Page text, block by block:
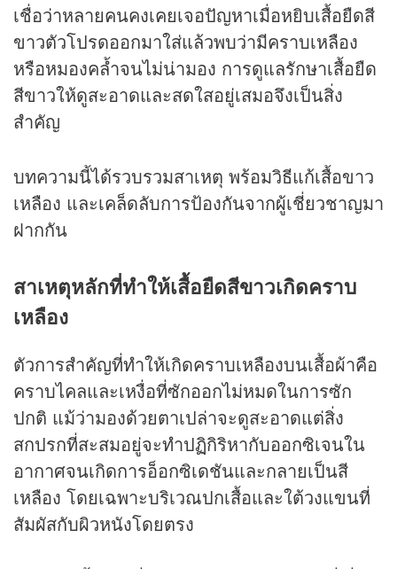
เชื่อว่าหลายคนคงเคยเจอปัญหาเมื่อหยิบเสื้อยืดสี
ขาวตัวโปรดออกมาใส่แล้วพบว่ามีคราบเหลือง
หรือหมองคล้ำจนไม่น่ามอง การดูแลรักษาเสื้อยืด
สีขาวให้ดูสะอาดและสดใสอยู่เสมอจึงเป็นสิ่ง
สำคัญ
บทความนี้ได้รวบรวมสาเหตุ พร้อมวิธีแก้เสื้อขาว
เหลือง และเคล็ดลับการป้องกันจากผู้เชี่ยวชาญมา
ฝากกัน
สาเหตุหลักที่ทำให้เสื้อยืดสีขาวเกิดคราบ
เหลือง
ตัวการสำคัญที่ทำให้เกิดคราบเหลืองบนเสื้อผ้าคือ
คราบไคลและเหงื่อที่ซักออกไม่หมดในการซัก
ปกติ แม้ว่ามองด้วยตาเปล่าจะดูสะอาดแต่สิ่ง
สกปรกที่สะสมอยู่จะทำปฏิกิริหากับออกซิเจนใน
อากาศจนเกิดการอ็อกซิเดชันและกลายเป็นสี
เหลือง โดยเฉพาะบริเวณปกเสื้อและใต้วงแขนที่
สัมผัสกับผิวหนังโดยตรง